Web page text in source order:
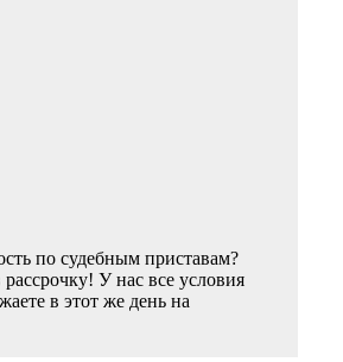
по судебным приставам?
У нас все условия
в этот же день на